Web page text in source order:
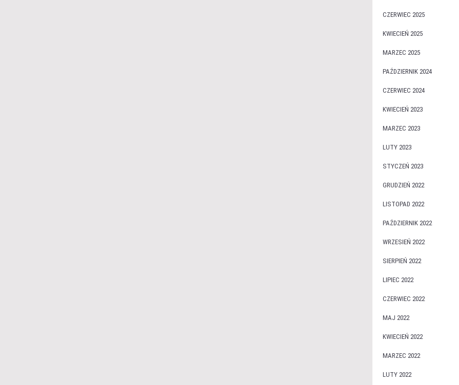
CZERWIEC 2025
KWIECIEŃ 2025
MARZEC 2025
PAŹDZIERNIK 2024
CZERWIEC 2024
KWIECIEŃ 2023
MARZEC 2023
LUTY 2023
STYCZEŃ 2023
GRUDZIEŃ 2022
LISTOPAD 2022
PAŹDZIERNIK 2022
WRZESIEŃ 2022
SIERPIEŃ 2022
LIPIEC 2022
CZERWIEC 2022
MAJ 2022
KWIECIEŃ 2022
MARZEC 2022
LUTY 2022